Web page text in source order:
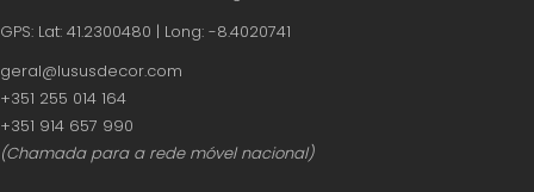
GPS: Lat: 41.2300480 | Long: -8.4020741
geral@lususdecor.com
‪+351 255 014 164‬
‪+351 914 657 990
(Chamada para a rede móvel nacional)